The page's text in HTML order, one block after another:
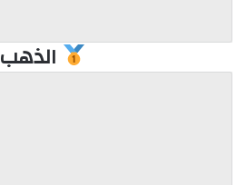
الذهب